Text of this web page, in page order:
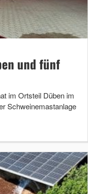
und fünf
im Ortsteil Düben im
Schweinemastanlage